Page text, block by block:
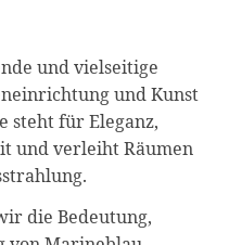
und vielseitige
und Kunst
steht für Eleganz,
und verleiht Räumen
die Bedeutung,